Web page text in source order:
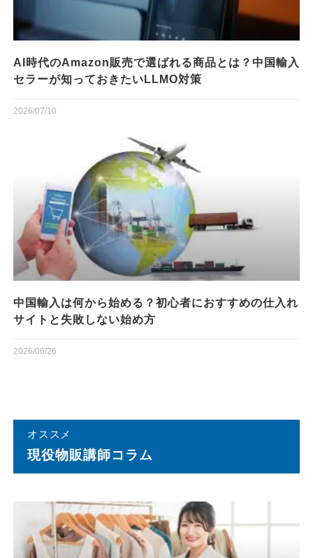
AI時代のAmazon販売で選ばれる商品とは？中国輸入
セラーが知っておきたいLLMO対策
2026/07/10
中国輸入は何から始める？初心者におすすめの仕入れ
サイトと失敗しない始め方
2026/06/26
オススメ
現役物販講師コラム